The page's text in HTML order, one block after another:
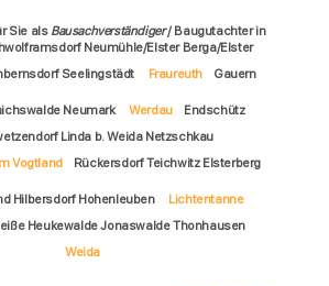
Sie als Bausachverständiger/ Baugutachter in
Neumühle/Elster Berga/Elster
Seelingstädt Fraureuth Gauern
Neumark Werdau
Endschütz
Linda b. Weida Netzschkau
Vogtland
Rückersdorf Teichwitz Elsterberg
Hilbersdorf Hohenleuben
Lichtentanne
Heukewalde Jonaswalde Thonhausen
Weida